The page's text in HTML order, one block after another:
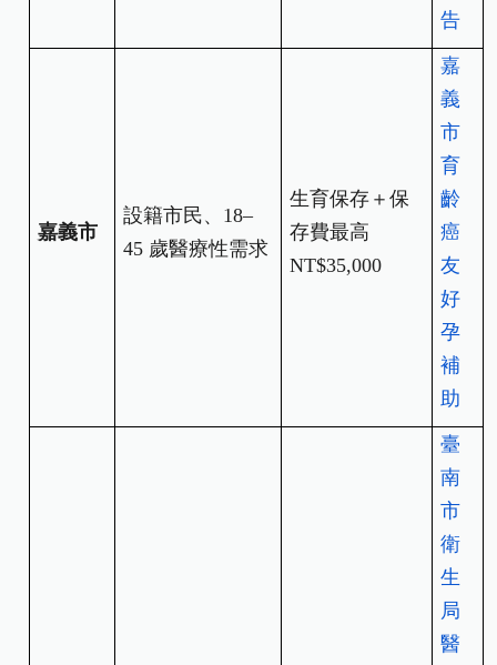
告
嘉義市
設籍市民、18–
45 歲醫療性需求
生育保存＋保
存費最高
NT$35,000
嘉
義
市
育
齡
癌
友
好
孕
補
助
臺
南
市
衛
生
局
醫